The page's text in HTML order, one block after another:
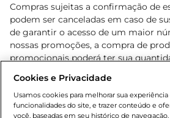
Compras sujeitas a confirmação de
podem ser canceladas em caso de
de garantir o acesso de um maior
nossas promoções, a compra de
promocionais poderá ter sua
o e-commerce e válidos durante o
sofrer alterações sem prévia
de bebidas alcoólicas para menores
Cookies e Privacidade
Usamos cookies para melhorar sua
funcionalidades do site, e trazer conteúdo e
você, baseadas em seu histórico de